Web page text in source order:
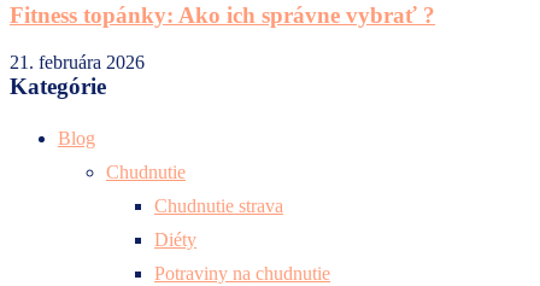
Fitness topánky: Ako ich správne vybrať ?
21. februára 2026
Kategórie
Blog
Chudnutie
Chudnutie strava
Diéty
Potraviny na chudnutie